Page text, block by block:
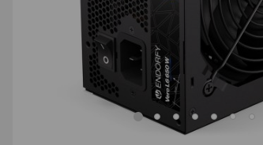
Uroda i zdrowie
Supermarket
Strefa marek